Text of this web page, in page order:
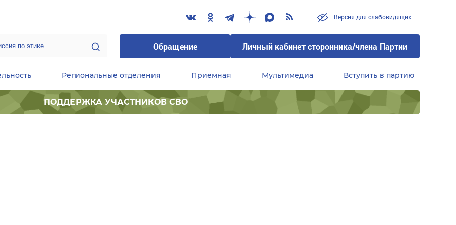
Версия для слабовидящих
Обращение Личный кабинет сторонника/члена Партии
Региональные отделения Приемная Мультимедиа Вступить в партию
ПОДДЕРЖКА УЧАСТНИКОВ СВО